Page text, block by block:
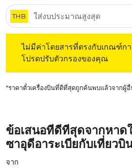
THB
ไม่มีค่าโดยสารที่ตรงกับเกณฑ์ก
โปรดปรับตัวกรองของคุณ
*ราคาตั๋วเครื่องบินที่ดีที่สุดถูกค้นพบแล้วจากผู้
ข้อเสนอที่ดีที่สุดจากหาด
ซาอุดีอาระเบียกับเที่ยวบิ
จาก